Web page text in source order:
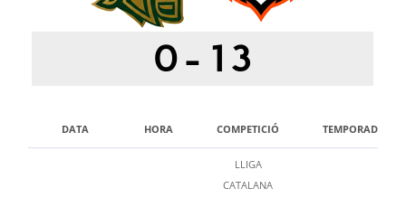
0- 13
DATA HORA COMPETICIÓ TEMPORADA
LLIGA
CATALANA